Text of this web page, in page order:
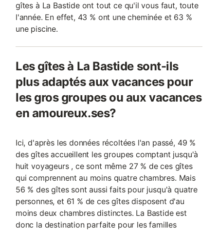
gîtes à La Bastide ont tout ce qu'il vous faut, toute
l'année. En effet, 43 % ont une cheminée et 63 %
une piscine.
Les gîtes à La Bastide sont-ils
plus adaptés aux vacances pour
les gros groupes ou aux vacances
en amoureux.ses?
Ici, d'après les données récoltées l'an passé, 49 %
des gîtes accueillent les groupes comptant jusqu'à
huit voyageurs , ce sont même 27 % de ces gîtes
qui comprennent au moins quatre chambres. Mais
56 % des gîtes sont aussi faits pour jusqu'à quatre
personnes, et 61 % de ces gîtes disposent d'au
moins deux chambres distinctes. La Bastide est
donc la destination parfaite pour les familles